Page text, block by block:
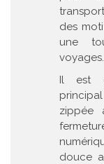
des
une
voyages.
Il est
zippée
douce